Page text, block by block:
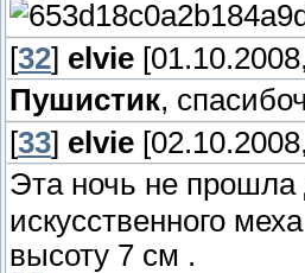
[32] elvie
Пушистик,
[33] elvie
Эта ночь не прошла
искусственного
высоту 7 см .